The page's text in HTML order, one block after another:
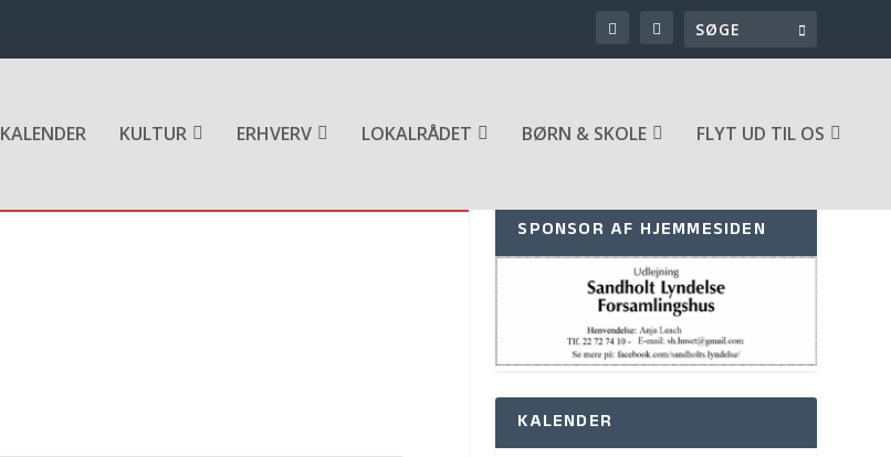
KALENDER KULTUR ERHVERV LOKALRÅDET BØRN & SKOLE FLYT UD TIL OS
SPONSOR AF HJEMMESIDEN
KALENDER